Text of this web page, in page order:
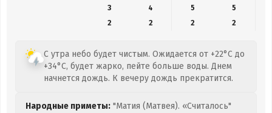
3
4 5
5
2
2 2 2
С утра небо будет чистым. Ожидается от +22°C до
+34°C, будет жарко, пейте больше воды. Днем
начнется дождь. К вечеру дождь прекратится.
Народные приметы: "Матия (Матвея). «Считалось"